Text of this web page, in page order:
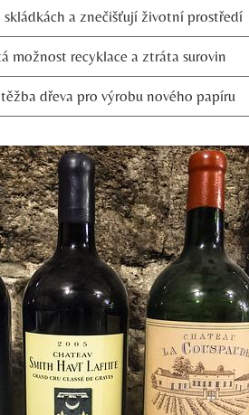
skládkách a znečišťují životní prostředí
možnost recyklace a ztráta surovin
dřeva pro výrobu nového papíru